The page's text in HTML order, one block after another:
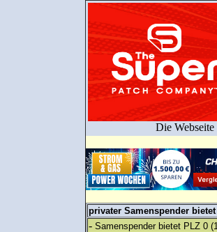
Die
privater Samenspender bietet
- Samenspender bietet PLZ 0